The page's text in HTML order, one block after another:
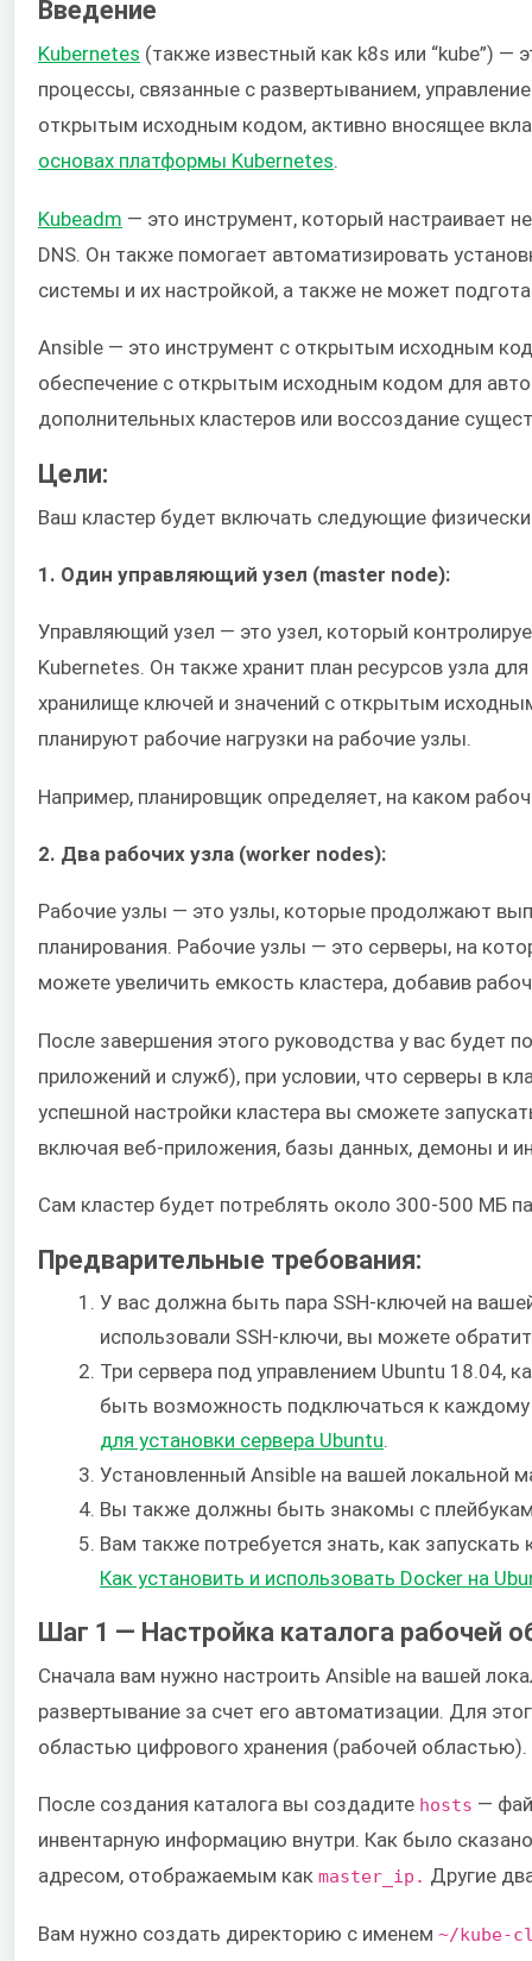
Введение
Kubernetes (также известный как k8s или “kube”)
процессы, связанные с развертыванием,
открытым исходным кодом, активно вносящее
основах платформы Kubernetes.
Kubeadm — это инструмент, который настраивает
DNS. Он также помогает автоматизировать
системы и их настройкой, а также не может
Ansible — это инструмент с открытым исходным
обеспечение с открытым исходным кодом для
дополнительных кластеров или воссоздание
Цели:
Ваш кластер будет включать следующие
1. Один управляющий узел (master node):
Управляющий узел — это узел, который
Kubernetes. Он также хранит план ресурсов узла
хранилище ключей и значений с открытым
планируют рабочие нагрузки на рабочие узлы.
Например, планировщик определяет, на каком
2. Два рабочих узла (worker nodes):
Рабочие узлы — это узлы, которые продолжают
планирования. Рабочие узлы — это серверы, на
можете увеличить емкость кластера, добавив
После завершения этого руководства у вас будет
приложений и служб), при условии, что серверы в
успешной настройки кластера вы сможете
включая веб-приложения, базы данных, демоны и
Сам кластер будет потреблять около 300-500 МБ
Предварительные требования:
У вас должна быть пара SSH-ключей на
использовали SSH-ключи, вы можете
Три сервера под управлением Ubuntu 18.04,
быть возможность подключаться к
для установки сервера Ubuntu
Установленный Ansible на вашей локальной
Вы также должны быть знакомы с
Вам также потребуется знать, как
Как установить и использовать Docker на
Шаг 1 — Настройка каталога рабочей
Сначала вам нужно настроить Ansible на вашей
развертывание за счет его автоматизации. Для
областью цифрового хранения (рабочей областью).
После создания каталога вы создадите hosts —
инвентарную информацию внутри. Как было
адресом, отображаемым как master_ip. Другие
Вам нужно создать директорию с именем ~/kube-